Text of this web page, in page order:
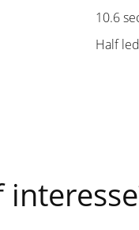
10.6
Half